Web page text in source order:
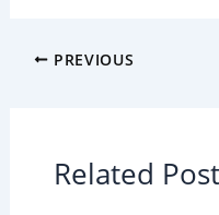
PREVIOUS
Related